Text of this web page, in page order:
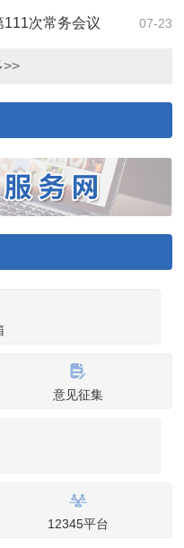
07-23
次常务会议
>>
意见征集
12345平台